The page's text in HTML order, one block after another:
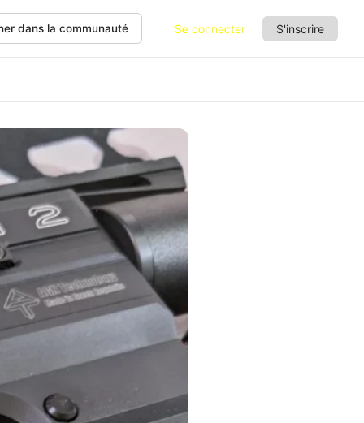
dans la communauté Se connecter S'inscrire